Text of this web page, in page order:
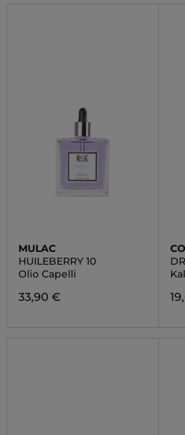
MULAC
HUILEBERRY 10
Olio Capelli
33,90 €